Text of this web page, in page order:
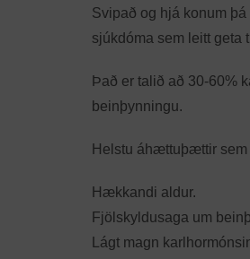
Svipað og hjá konum
sjúkdóma sem leitt geta
Það er talið að 30-60%
beinþynningu.
Helstu áhættuþættir sem
Hækkandi aldur.
Fjölskyldusaga um
Lágt magn